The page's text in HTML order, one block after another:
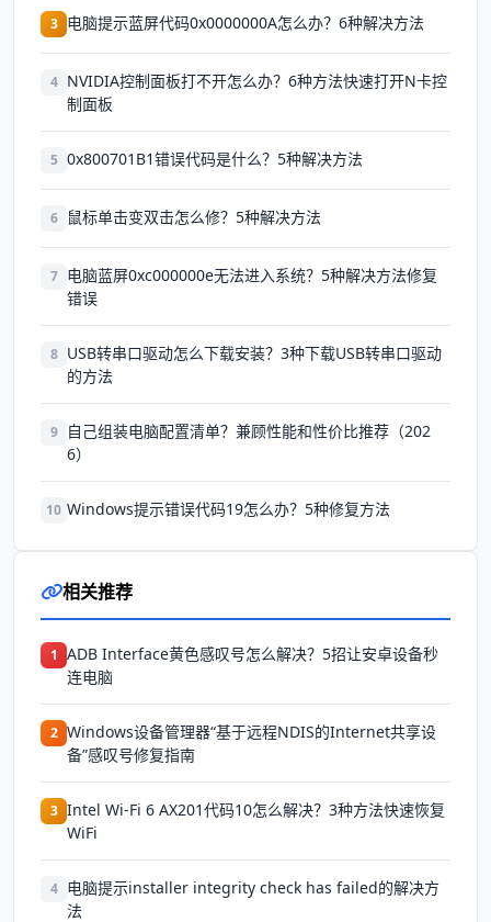
3 电脑提示蓝屏代码0x0000000A怎么办？6种解决方法
4 NVIDIA控制面板打不开怎么办？6种方法快速打开N卡控
制面板
5 0x800701B1错误代码是什么？5种解决方法
6 鼠标单击变双击怎么修？5种解决方法
7 电脑蓝屏0xc000000e无法进入系统？5种解决方法修复
错误
8 USB转串口驱动怎么下载安装？3种下载USB转串口驱动
的方法
9
自己组装电脑配置清单？兼顾性能和性价比推荐（202
6）
10 Windows提示错误代码19怎么办？5种修复方法
相关推荐
1 ADB Interface黄色感叹号怎么解决？5招让安卓设备秒
连电脑
2 Windows设备管理器“基于远程NDIS的Internet共享设
备”感叹号修复指南
3 Intel Wi-Fi 6 AX201代码10怎么解决？3种方法快速恢复
WiFi
4 电脑提示installer integrity check has failed的解决方
法